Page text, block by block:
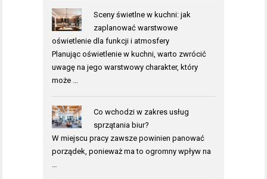
Sceny świetlne w kuchni: jak
zaplanować warstwowe
oświetlenie dla funkcji i atmosfery
Planując oświetlenie w kuchni, warto zwrócić
uwagę na jego warstwowy charakter, który
może …
Co wchodzi w zakres usług
sprzątania biur?
W miejscu pracy zawsze powinien panować
porządek, ponieważ ma to ogromny wpływ na
…